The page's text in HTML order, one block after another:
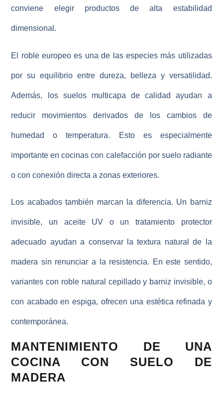
conviene elegir productos de alta estabilidad
dimensional.
El roble europeo es una de las especies más utilizadas
por su equilibrio entre dureza, belleza y versatilidad.
Además, los suelos multicapa de calidad ayudan a
reducir movimientos derivados de los cambios de
humedad o temperatura. Esto es especialmente
importante en cocinas con calefacción por suelo radiante
o con conexión directa a zonas exteriores.
Los acabados también marcan la diferencia. Un barniz
invisible, un aceite UV o un tratamiento protector
adecuado ayudan a conservar la textura natural de la
madera sin renunciar a la resistencia. En este sentido,
variantes con roble natural cepillado y barniz invisible, o
con acabado en espiga, ofrecen una estética refinada y
contemporánea.
MANTENIMIENTO DE UNA
COCINA CON SUELO DE
MADERA